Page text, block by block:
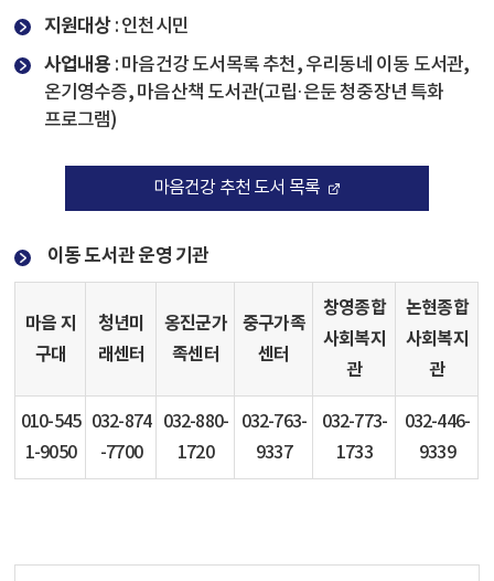
지원대상 : 인천시민
사업내용 : 마음건강 도서목록 추천, 우리동네 이동 도서관,
온기영수증, 마음산책 도서관(고립·은둔 청중장년 특화
프로그램)
마음건강 추천 도서 목록
이동 도서관 운영 기관
마음 지
구대
청년미
래센터
옹진군가
족센터
중구가족
센터
창영종합
사회복지
관
논현종합
사회복지
관
010-545
1-9050
032-874
-7700
032-880-
1720
032-763-
9337
032-773-
1733
032-446-
9339